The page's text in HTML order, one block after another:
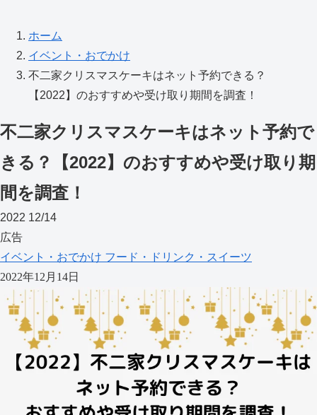
ホーム
イベント・おでかけ
不二家クリスマスケーキはネット予約できる？
【2022】のおすすめや受け取り期間を調査！
不二家クリスマスケーキはネット予約で
きる？【2022】のおすすめや受け取り期
間を調査！
2022 12/14
広告
イベント・おでかけ フード・ドリンク・スイーツ
2022年12月14日